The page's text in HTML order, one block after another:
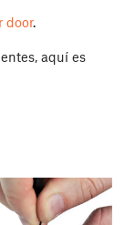
door.
aquí es